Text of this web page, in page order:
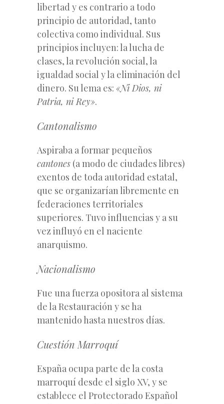
libertad y es contrario a todo
principio de autoridad, tanto
colectiva como individual. Sus
principios incluyen: la lucha de
clases, la revolución social, la
igualdad social y la eliminación del
dinero. Su lema es: «Ni Dios, ni
Patria, ni Rey».
Cantonalismo
Aspiraba a formar pequeños
cantones (a modo de ciudades libres)
exentos de toda autoridad estatal,
que se organizarían libremente en
federaciones territoriales
superiores. Tuvo influencias y a su
vez influyó en el naciente
anarquismo.
Nacionalismo
Fue una fuerza opositora al sistema
de la Restauración y se ha
mantenido hasta nuestros días.
Cuestión Marroquí
España ocupa parte de la costa
marroquí desde el siglo XV, y se
establece el Protectorado Español